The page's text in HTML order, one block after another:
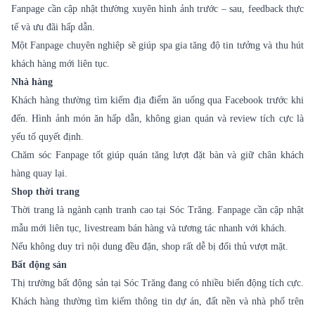
Fanpage cần cập nhật thường xuyên hình ảnh trước – sau, feedback thực
tế và ưu đãi hấp dẫn.
Một Fanpage chuyên nghiệp sẽ giúp spa gia tăng độ tin tưởng và thu hút
khách hàng mới liên tục.
Nhà hàng
Khách hàng thường tìm kiếm địa điểm ăn uống qua Facebook trước khi
đến. Hình ảnh món ăn hấp dẫn, không gian quán và review tích cực là
yếu tố quyết định.
Chăm sóc Fanpage tốt giúp quán tăng lượt đặt bàn và giữ chân khách
hàng quay lại.
Shop thời trang
Thời trang là ngành cạnh tranh cao tại Sóc Trăng. Fanpage cần cập nhật
mẫu mới liên tục, livestream bán hàng và tương tác nhanh với khách.
Nếu không duy trì nội dung đều đặn, shop rất dễ bị đối thủ vượt mặt.
Bất động sản
Thị trường bất động sản tại Sóc Trăng đang có nhiều biến động tích cực.
Khách hàng thường tìm kiếm thông tin dự án, đất nền và nhà phố trên